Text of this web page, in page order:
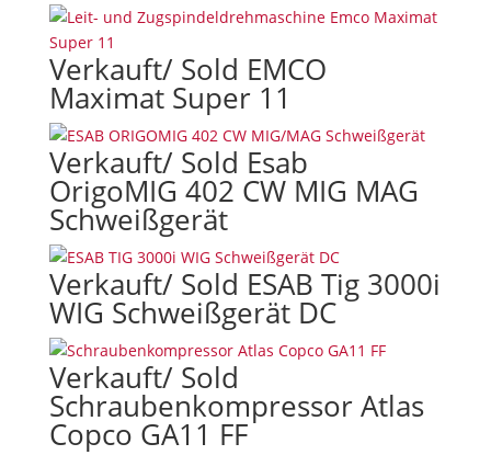
Verkauft/ Sold EMCO
Maximat Super 11
Verkauft/ Sold Esab
OrigoMIG 402 CW MIG MAG
Schweißgerät
Verkauft/ Sold ESAB Tig 3000i
WIG Schweißgerät DC
Verkauft/ Sold
Schraubenkompressor Atlas
Copco GA11 FF